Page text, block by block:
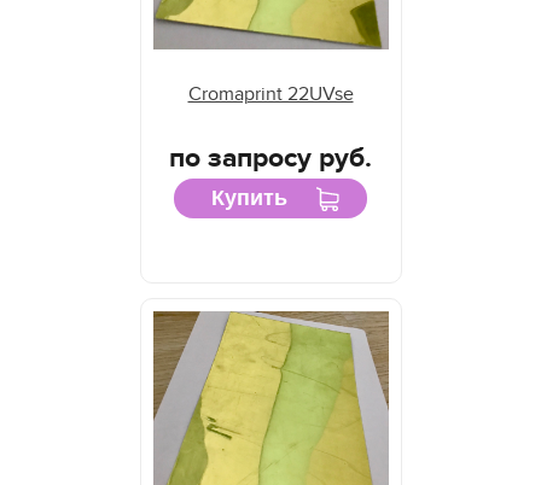
Cromaprint 22UVse
по запросу руб.
Купить